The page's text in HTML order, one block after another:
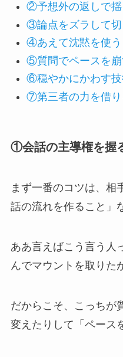
②予想外の返しで揺
③論点をズラして切
④あえて沈黙を使う
⑤質問でペースを崩
⑥穏やかにかわす
⑦第三者の力を借り
①会話の主導権を握
まず一番のコツは、相
話の流れを作ること」
ああ言えばこう言う人
んでマウントを取りた
だからこそ、こっちが
変えたりして「ペース